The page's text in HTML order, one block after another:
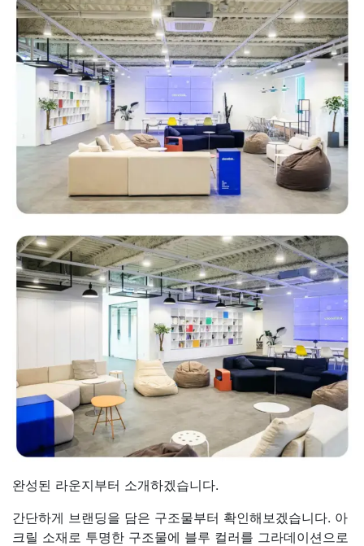
완성된 라운지부터 소개하겠습니다.
간단하게 브랜딩을 담은 구조물부터 확인해보겠습니다. 아
크릴 소재로 투명한 구조물에 블루 컬러를 그라데이션으로